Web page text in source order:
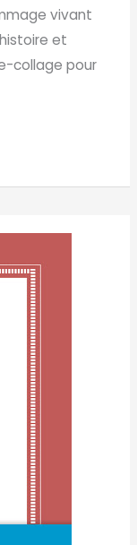
vivant
et
collage pour